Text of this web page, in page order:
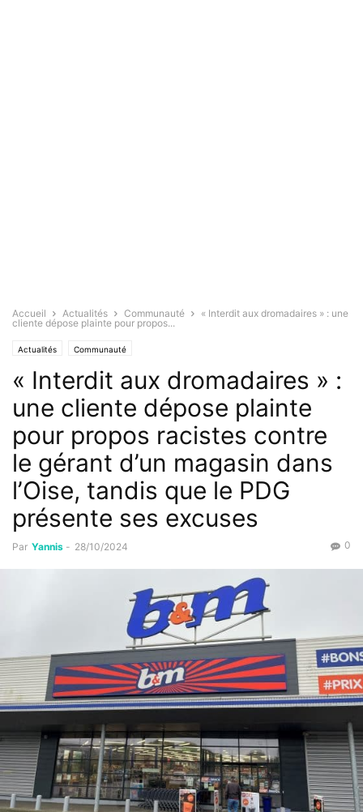
Accueil Actualités Communauté
« Interdit aux dromadaires » : une
cliente dépose plainte pour propos...
Actualités Communauté
« Interdit aux dromadaires » :
une cliente dépose plainte
pour propos racistes contre
le gérant d’un magasin dans
l’Oise, tandis que le PDG
présente ses excuses
Par Yannis - 28/10/2024 0